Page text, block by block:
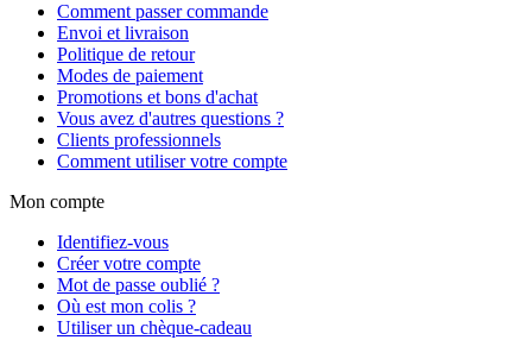
Comment passer commande
Envoi et livraison
Politique de retour
Modes de paiement
Promotions et bons d'achat
Vous avez d'autres questions ?
Clients professionnels
Comment utiliser votre compte
Mon compte
Identifiez-vous
Créer votre compte
Mot de passe oublié ?
Où est mon colis ?
Utiliser un chèque-cadeau